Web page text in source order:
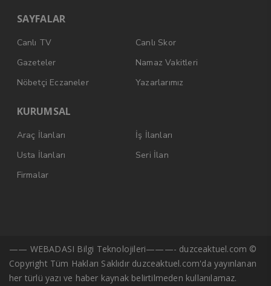
SAYFALAR
Canlı TV
Canlı Skor
Gazeteler
Namaz Vakitleri
Nöbetçi Eczaneler
Yazarlarımız
KURUMSAL
Araç İlanları
İş İlanları
Usta İlanları
Seri İlan
Firmalar
—— WEBADASI Bilgi Teknolojileri———- duzceaktuel.com ©
Copyright Tüm Hakları Saklıdır duzceaktuel.com'da yayınlanan
her türlü yazı ve haber kaynak belirtilmeden kullanılamaz.